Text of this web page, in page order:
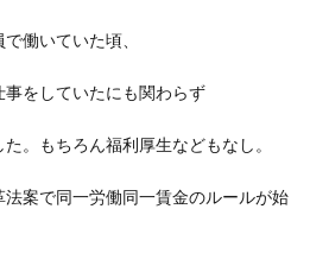
働いていた頃、
をしていたにも関わらず
。もちろん福利厚生などもなし。
案で同一労働同一賃金のルールが始